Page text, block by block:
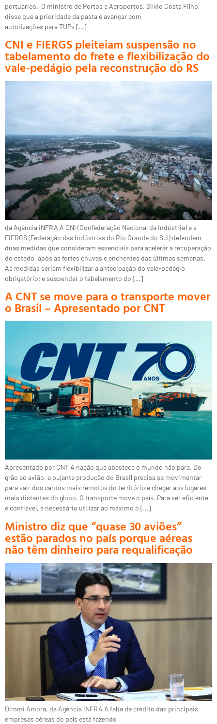
portuários. O ministro de Portos e Aeroportos, Silvio Costa Filho,
disse que a prioridade da pasta é avançar com
autorizações para TUPs […]
CNI e FIERGS pleiteiam suspensão no
tabelamento do frete e flexibilização do
vale-pedágio pela reconstrução do RS
da Agência iNFRA A CNI (Confederação Nacional da Indústria) e a
FIERGS (Federação das Indústrias do Rio Grande do Sul) defendem
duas medidas que consideram essenciais para acelerar a recuperação
do estado, após as fortes chuvas e enchentes das últimas semanas.
As medidas seriam flexibilizar a antecipação do vale-pedágio
obrigatório; e suspender o tabelamento do […]
A CNT se move para o transporte mover
o Brasil – Apresentado por CNT
Apresentado por CNT A nação que abastece o mundo não para. Do
grão ao avião, a pujante produção do Brasil precisa se movimentar
para sair dos cantos mais remotos do território e chegar aos lugares
mais distantes do globo. O transporte move o país. Para ser eficiente
e confiável, é necessário utilizar ao máximo o […]
Ministro diz que “quase 30 aviões”
estão parados no país porque aéreas
não têm dinheiro para requalificação
Dimmi Amora, da Agência iNFRA A falta de crédito das principais
empresas aéreas do país está fazendo